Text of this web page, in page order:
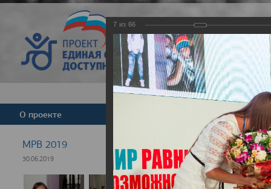
Версия для
О проекте Новости
МРВ 2019
30.06.2019
7 из 66